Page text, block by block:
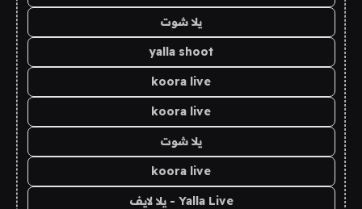
يلا شوت
yalla shoot
koora live
koora live
يلا شوت
koora live
Yalla Live - يلا لايف